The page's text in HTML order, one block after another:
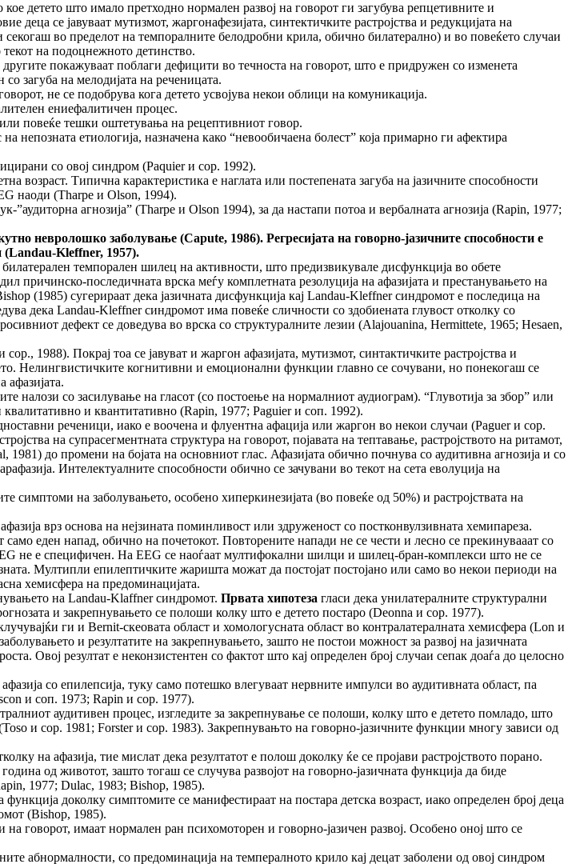
што имало претходно нормален развој на говорот ги загубува репцетивните и
деца се јавуваат мутизмот, жаргонафезијата, синтектичките растројства и редукцијата на
во пределот на темпоралните белодробни крила, обично билатерално) и во повеќето случаи
на подоцнежното детинство.
покажуваат поблаги дефицити во течноста на говорот, што е придружен со изменета
загуба на мелодијата на реченицата.
не се подобрува кога детето усвојува некои облици на комуникација.
ениефалитичен процес.
повеќе тешки оштетувања на рецептивниот говор.
етиологија, назначена како “невообичаена болест” која примарно ги афектира
со овој синдром (Paquier и сор. 1992).
возраст. Типична карактеристика е наглата или постепената загуба на јазичните способности
наоди (Tharpe и Olson, 1994).
”аудиторна агнозија” (Tharpe и Olson 1994), за да настапи потоа и вербалната агнозија (Rapin, 1977;
невролошко заболување (Capute, 1986). Регресијата на говорно-јазичните способности е
(Landau-Kleffner, 1957).
темпорален шилец на активности, што предизвикувале дисфункција во обете
причинско-последичната врска меѓу комплетната резолуција на афазијата и престанувањето на
(1985) сугерираат дека јазичната дисфункција кај Landau-Kleffner синдромот е последица на
дека Landau-Kleffner синдромот има повеќе сличности со здобиената глувост отколку со
дефект се доведува во врска со структуралните лезии (Alajouanina, Hermittete, 1965; Hesaen,
1988). Покрај тоа се јавуват и жаргон афазијата, мутизмот, синтактичките растројства и
Нелингвистичките когнитивни и емоционални функции главно се сочувани, но понекогаш се
афазијата.
налози со засилување на гласот (со постоење на нормалниот аудиограм). “Глувотија за збор” или
и квантитативно (Rapin, 1977; Paguier и соп. 1992).
реченици, иако е воочена и флуентна афација или жаргон во некои случаи (Paguer и сор.
на супрасегментната структура на говорот, појавата на тептавање, растројството на ритамот,
до промени на бојата на основниот глас. Афазијата обично почнува со аудитивна агнозија и со
Интелектуалните способности обично се зачувани во текот на сета еволуција на
симптоми на заболувањето, особено хиперкинезијата (во повеќе од 50%) и растројствата на
врз основа на нејзината поминливост или здруженост со постконвулзивната хемипареза.
еден напад, обично на почетокот. Повторените напади не се чести и лесно се прекинувааат со
не е специфичен. На EEG се наоѓаат мултифокални шилци и шилец-бран-комплекси што не се
Мултипли епилептичките жаришта можат да постојат постојано или само во некои периоди на
хемисфера на предоминацијата.
на Landau-Klaffner синдромот. Првата хипотеза гласи дека унилатералните структурални
и закрепнувањето се полоши колку што е детето постаро (Deonna и сор. 1977).
ги и Bernit-скеовата област и хомологусната област во контралатералната хемисфера (Lon и
и резултатите на закрепнувањето, зашто не постои можност за развој на јазичната
Овој резултат е неконзистентен со фактот што кај определен број случаи сепак доаѓа до целосно
со епилепсија, туку само потешко влегуваат нервните импулси во аудитивната област, па
и соп. 1973; Rapin и сор. 1977).
аудитивен процес, изгледите за закрепнување се полоши, колку што е детето помладо, што
и сор. 1981; Forster и сор. 1983). Закрепнувањто на говорно-јазичните функции многу зависи од
на афазија, тие мислат дека резултатот е полош доколку ќе се пројави растројството порано.
од животот, зашто тогаш се случува развојот на говорно-јазичната функција да биде
1977; Dulac, 1983; Bishop, 1985).
доколку симптомите се манифестираат на постара детска возраст, иако определен број деца
(Bishop, 1985).
имаат нормален ран психомоторен и говорно-јазичен развој. Особено оној што се
абнормалности, со предоминација на темпералното крило кај децат заболени од овој синдром